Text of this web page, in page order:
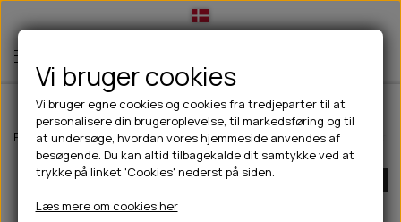
TIL HUND
💧FODER- VANDSKÅLE
TIL HUNDEEJER
DRIKKEFLASKER/TERMOFLASKER
TIL KAT
Forside Til hunde Halsbånd, liner & seler Halsbånd Texas
Vi bruger cookies
Vi bruger egne cookies og cookies fra tredjeparter til at
personalisere din brugeroplevelse, til markedsføring og til
at undersøge, hvordan vores hjemmeside anvendes af
besøgende. Du kan altid tilbagekalde dit samtykke ved at
trykke på linket 'Cookies' nederst på siden.
Læs mere om cookies her